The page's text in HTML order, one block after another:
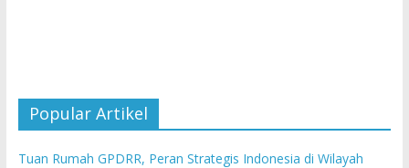
Popular Artikel
Tuan Rumah GPDRR, Peran Strategis Indonesia di Wilayah